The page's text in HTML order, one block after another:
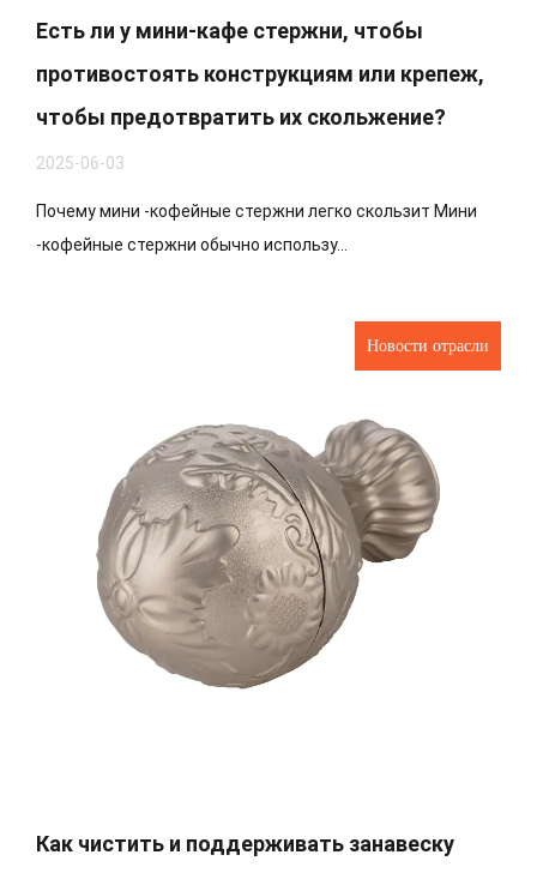
Есть ли у мини-кафе стержни, чтобы
противостоять конструкциям или крепеж,
чтобы предотвратить их скольжение?
2025-06-03
Почему мини -кофейные стержни легко скользит Мини
-кофейные стержни обычно использу...
Новости отрасли
Как чистить и поддерживать занавеску